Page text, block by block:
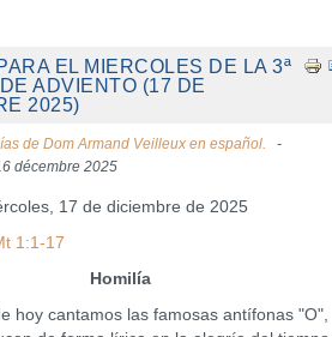
EL MIERCOLES DE LA 3ª
ADVIENTO (17 DE
2025)
de Dom Armand Veilleux en español.
décembre 2025
17 de diciembre de 2025
1:1-17
Homilía
cantamos las famosas antífonas "O",